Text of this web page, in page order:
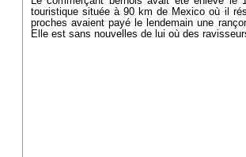
touristique située à 90 km de Mexico où il
proches avaient payé le lendemain une
Elle est sans nouvelles de lui où des